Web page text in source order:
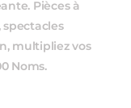
Pièces à
spectacles
multipliez vos
Noms.